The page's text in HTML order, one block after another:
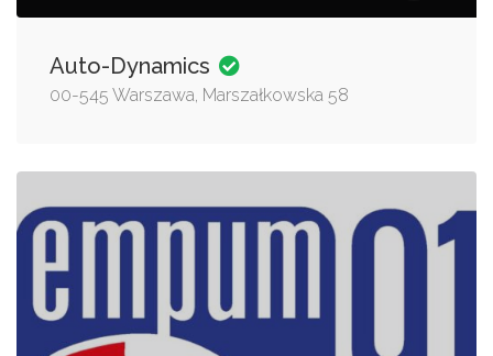
Auto-Dynamics
00-545 Warszawa, Marszałkowska 58